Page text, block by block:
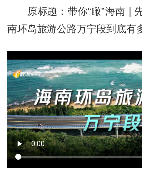
原标题：带你“瞰”海南 |
南环岛旅游公路万宁段到底有